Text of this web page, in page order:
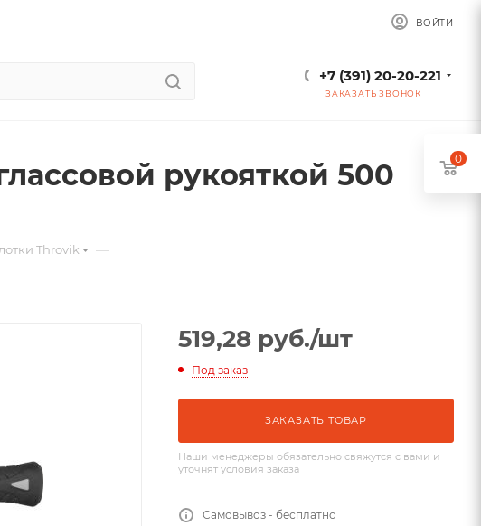
ВОЙТИ
+7 (391) 20-20-221
ЗАКАЗАТЬ ЗВОНОК
рукояткой 500
Throvik —
519,28 руб./шт
Под заказ
ЗАКАЗАТЬ ТОВАР
Наши менеджеры обязательно свяжутся с вами и
уточнят условия заказа
Самовывоз - бесплатно
0